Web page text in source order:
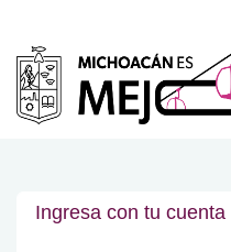
Ingresa con tu cuenta